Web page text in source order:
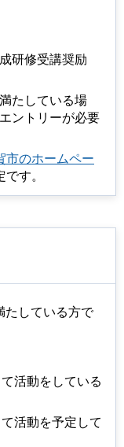
研修受講奨励
たしている場
ントリーが必要
市のホームペー
す。
たしている⽅で
活動をしている
活動を予定して